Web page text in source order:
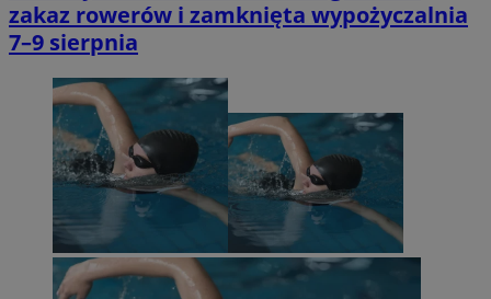
zakaz rowerów i zamknięta wypożyczalnia
7–9 sierpnia